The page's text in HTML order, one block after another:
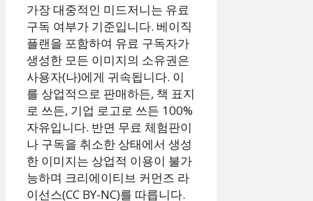
가장 대중적인 미드저니는 유료
구독 여부가 기준입니다. 베이직
플랜을 포함하여 유료 구독자가
생성한 모든 이미지의 소유권은
사용자(나)에게 귀속됩니다. 이
를 상업적으로 판매하든, 책 표지
로 쓰든, 기업 로고로 쓰든 100%
자유입니다. 반면 무료 체험판이
나 구독을 취소한 상태에서 생성
한 이미지는 상업적 이용이 불가
능하며 크리에이티브 커먼즈 라
이선스(CC BY-NC)를 따릅니다.